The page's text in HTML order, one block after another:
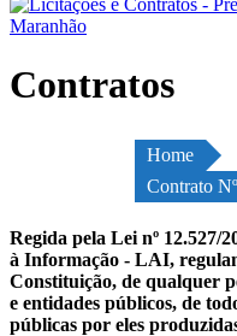
Contratos
Home
Contrato
Regida pela Lei nº 12.527/
à Informação - LAI,
Constituição, de qualquer
e entidades públicos, de
públicas por eles